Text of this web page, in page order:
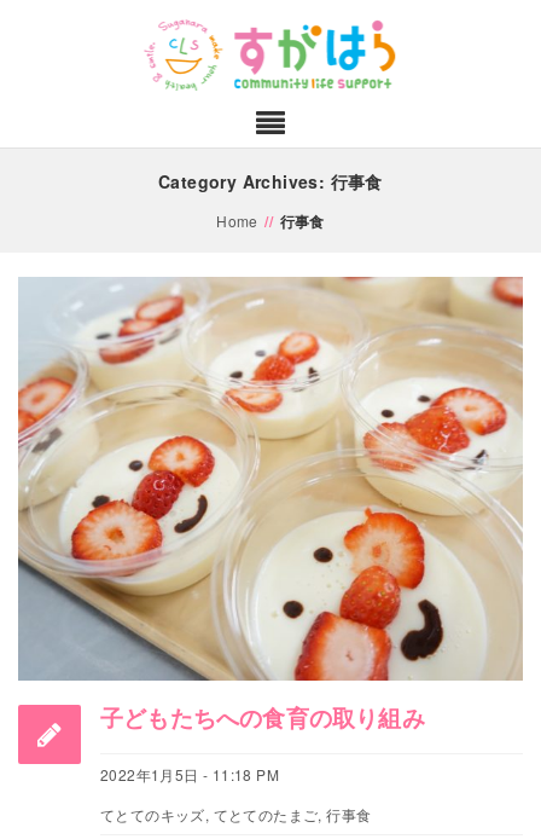
Category Archives: 行事食
Home // 行事食
子どもたちへの食育の取り組み
2022年1月5日 - 11:18 PM
てとてのキッズ, てとてのたまご,行事食